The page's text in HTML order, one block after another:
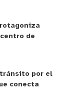
de
tránsito por el
conecta